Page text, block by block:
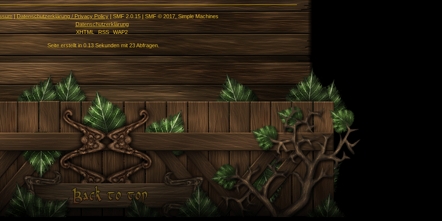
|Datenschutzerklärung / Privacy Policy|SMF 2.0.15 |SMF © 2017,Simple Machines
Datenschutzerklärung
XHTML
RSS WAP2
Seite erstellt in 0.13 Sekunden mit 23 Abfragen.